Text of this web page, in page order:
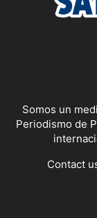
Somos un
Periodismo de
Contact